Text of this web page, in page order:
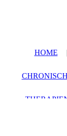
HOME |